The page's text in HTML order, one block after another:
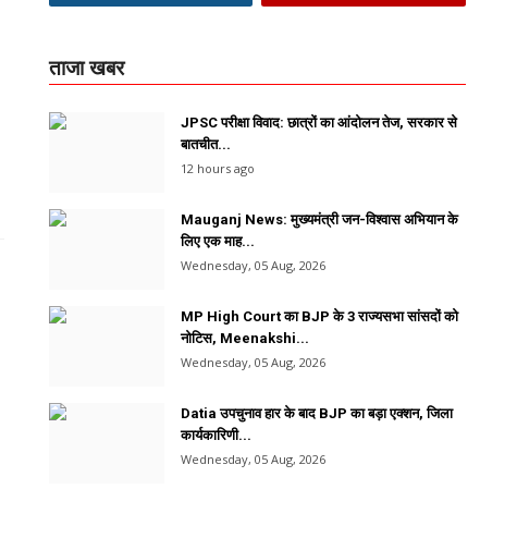
ताजा खबर
JPSC परीक्षा विवाद: छात्रों का आंदोलन तेज, सरकार से
बातचीत...
12 hours ago
Mauganj News: मुख्यमंत्री जन-विश्वास अभियान के
लिए एक माह...
Wednesday, 05 Aug, 2026
MP High Court का BJP के 3 राज्यसभा सांसदों को
नोटिस, Meenakshi...
Wednesday, 05 Aug, 2026
Datia उपचुनाव हार के बाद BJP का बड़ा एक्शन, जिला
कार्यकारिणी...
Wednesday, 05 Aug, 2026